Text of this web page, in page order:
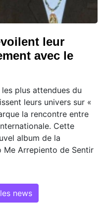
leur
avec le
les plus attendues du
leurs univers sur «
la rencontre entre
Cette
album de la
Me Arrepiento de Sentir
news